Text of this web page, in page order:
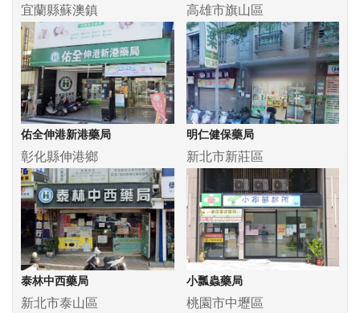
宜蘭縣蘇澳鎮 高雄市旗山區
佑全伸港新港藥局
彰化縣伸港鄉
明仁健保藥局
新北市新莊區
泰林中西藥局
新北市泰山區
小瓢蟲藥局
桃園市中壢區